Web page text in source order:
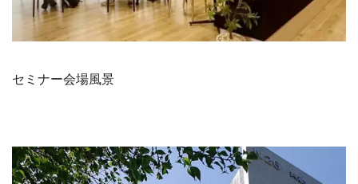
セミナー会場風景